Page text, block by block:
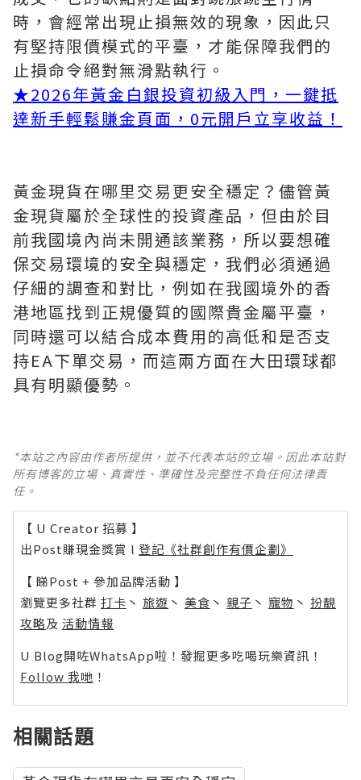
時，會經常出現止損無效的現象，因此只
有堅持限價模式的平臺，才能保障我們的
止損命令絕對無滑點執行。
★2026年黃金白銀投資初級入門，一鍵抵
達新手輕鬆賺金頁面，0元開戶立享收益！
黃金現貨在哪里交易更安全穩定？儘管黃
金現貨屬於全球性的投資產品，但由於目
前我國境內尚未開通該業務，所以要想確
保交易環境的安全與穩定，我們必須通過
仔細的調查和對比，例如在我國境外的香
港地區找到正規優質的國際貴金屬平臺，
同時還可以結合成本費用的高低和是否支
持EA下單交易，而這兩方面在大田環球都
具有明顯優勢。
*本站之內容由作者所提供，並不代表本站的立場。因此本站對
所有博客的立場、真實性、準確性及完整性不負任何法律責
任。
【 U Creator 招募 】
出Post賺現金獎賞 l 登記《社群創作有價企劃》
【 睇Post + 參加品牌活動 】
瀏覽更多社群 打卡 丶 旅遊 丶 美食 丶 親子 丶 寵物 丶 扮靚
攻略及 活動情報
U Blog開咗WhatsApp啦！發掘更多吃喝玩樂資訊！
Follow 我哋 ！
相關話題